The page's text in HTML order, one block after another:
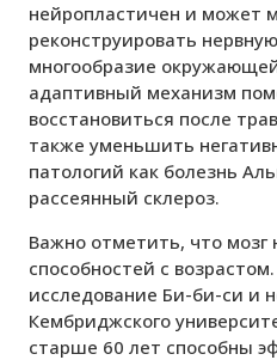
нейропластичен и может
реконструировать
многообразие
адаптивный механизм
восстановиться после
также уменьшить
патологий как болезнь
рассеянный склероз.
Важно отметить, что мозг
способностей с
исследование Би-би-си и
Кембриджского
старше 60 лет способны